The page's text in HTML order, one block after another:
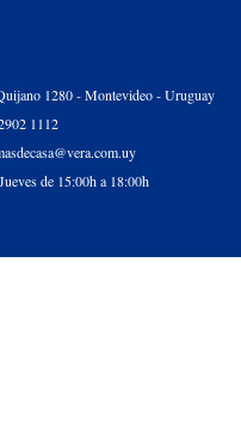
1280 - Montevideo - Uruguay
1112
de 15:00h a 18:00h